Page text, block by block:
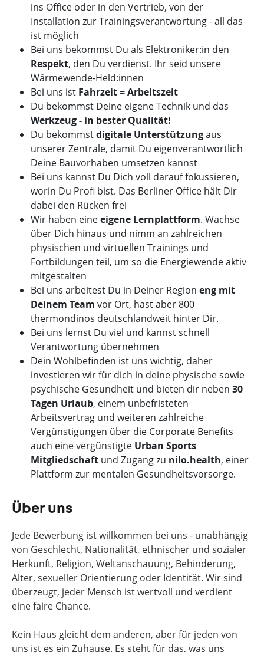
ins Office oder in den Vertrieb, von der
Installation zur Trainingsverantwortung - all das
ist möglich
Bei uns bekommst Du als Elektroniker:in den
Respekt, den Du verdienst. Ihr seid unsere
Wärmewende-Held:innen
Bei uns ist Fahrzeit = Arbeitszeit
Du bekommst Deine eigene Technik und das
Werkzeug - in bester Qualität!
Du bekommstdigitale Unterstützungaus
unserer Zentrale, damit Du eigenverantwortlich
Deine Bauvorhaben umsetzen kannst
Bei uns kannst Du Dich voll darauf fokussieren,
worin Du Profi bist. Das Berliner Office hält Dir
dabei den Rücken frei
Wir haben eineeigene Lernplattform. Wachse
über Dich hinaus und nimm an zahlreichen
physischen und virtuellen Trainings und
Fortbildungen teil, um so die Energiewende aktiv
mitgestalten
Bei uns arbeitest Du in Deiner Region eng mit
Deinem Team vor Ort, hast aber 800
thermondinos deutschlandweit hinter Dir.
Bei uns lernst Du viel und kannst schnell
Verantwortung übernehmen
Dein Wohlbefinden ist uns wichtig, daher
investieren wir für dich in deine physische sowie
psychische Gesundheit und bieten dir neben 30
Tagen Urlaub, einem unbefristeten
Arbeitsvertrag und weiteren zahlreiche
Vergünstigungen über die Corporate Benefits
auch eine vergünstigte Urban Sports
Mitgliedschaft und Zugang zu nilo.health, einer
Plattform zur mentalen Gesundheitsvorsorge.
Über uns
Jede Bewerbung ist willkommen bei uns - unabhängig
von Geschlecht, Nationalität, ethnischer und sozialer
Herkunft, Religion, Weltanschauung, Behinderung,
Alter, sexueller Orientierung oder Identität. Wir sind
überzeugt, jeder Mensch ist wertvoll und verdient
eine faire Chance.
Kein Haus gleicht dem anderen, aber für jeden von
uns ist es ein Zuhause. Es steht für das, was uns